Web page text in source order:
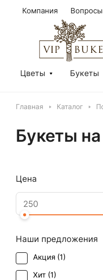
Компания
Цветы Букеты
Главная Каталог
Букеты
Цена
Наши предложения
Акция (1)
Хит (1)